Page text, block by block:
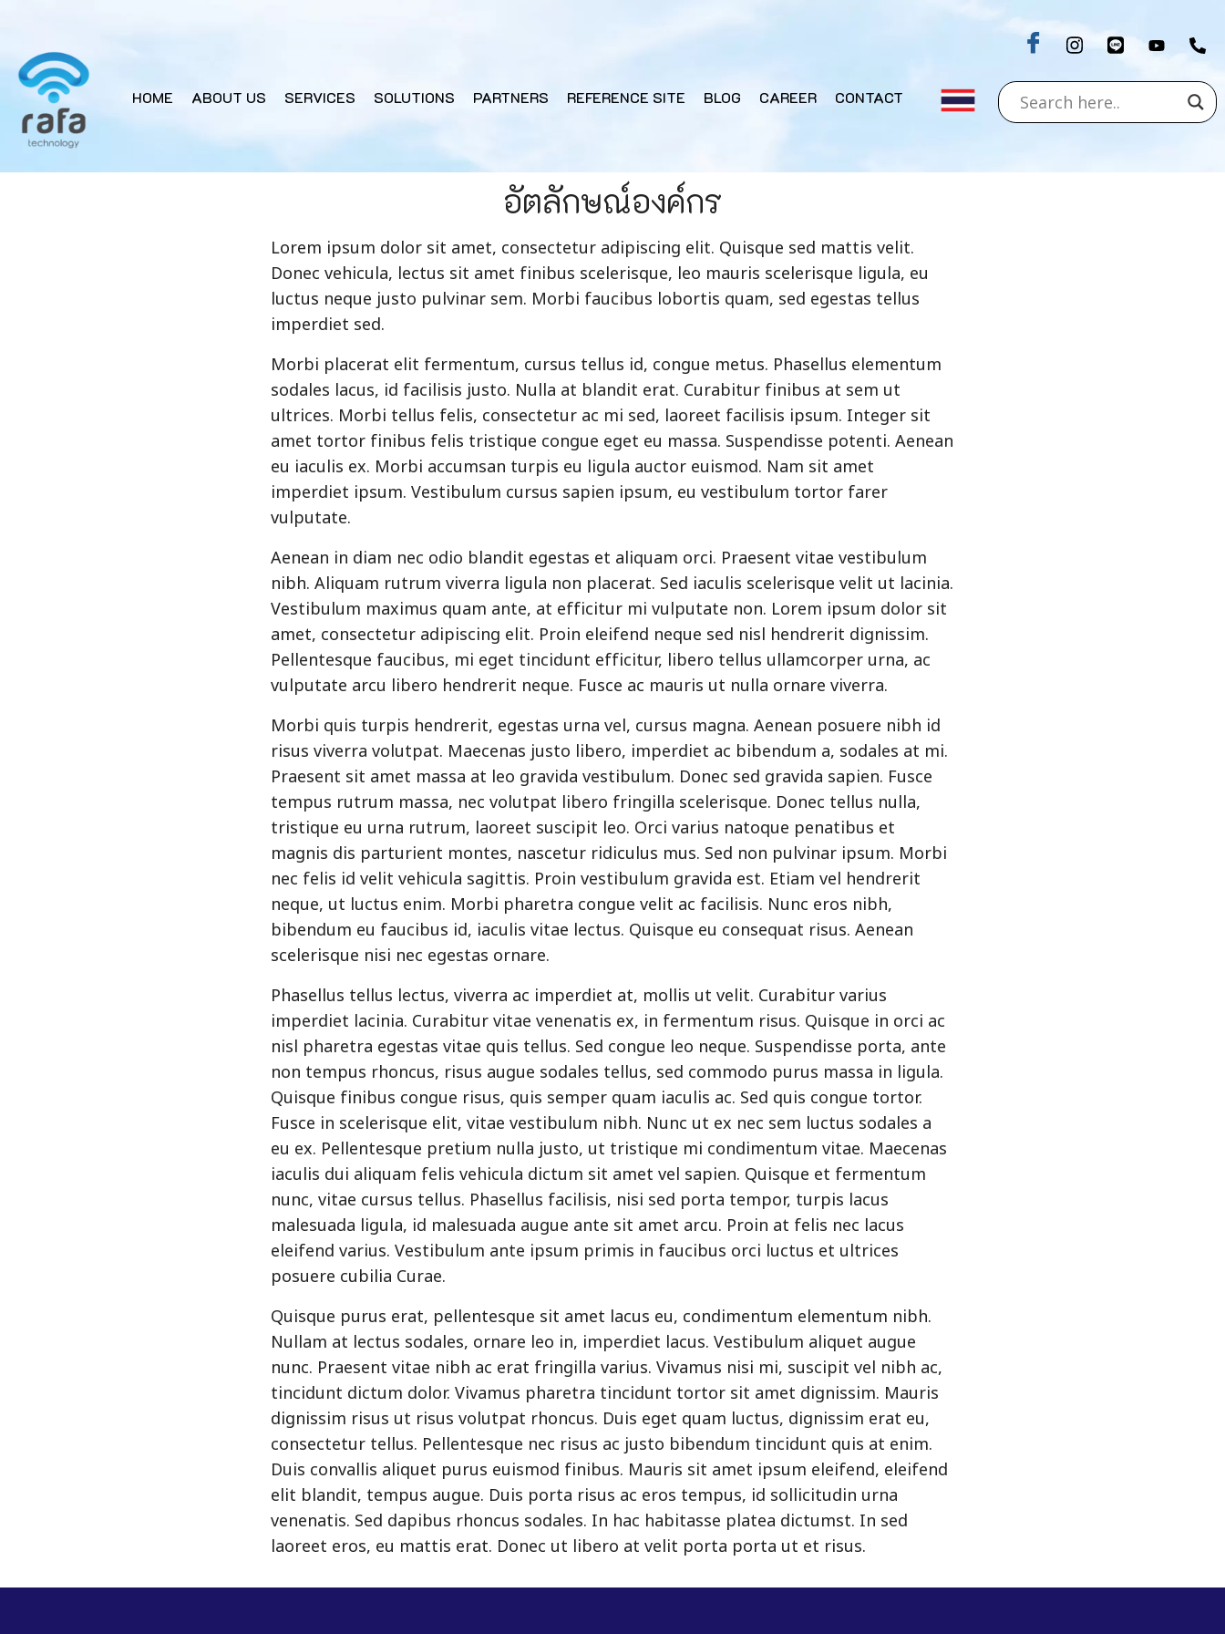
HOME ABOUT US SERVICES SOLUTIONS PARTNERS REFERENCE SITE BLOG CAREER CONTACT
อัตลักษณ์องค์กร
Lorem ipsum dolor sit amet, consectetur adipiscing elit. Quisque sed mattis velit.
Donec vehicula, lectus sit amet finibus scelerisque, leo mauris scelerisque ligula, eu
luctus neque justo pulvinar sem. Morbi faucibus lobortis quam, sed egestas tellus
imperdiet sed.
Morbi placerat elit fermentum, cursus tellus id, congue metus. Phasellus elementum
sodales lacus, id facilisis justo. Nulla at blandit erat. Curabitur finibus at sem ut
ultrices. Morbi tellus felis, consectetur ac mi sed, laoreet facilisis ipsum. Integer sit
amet tortor finibus felis tristique congue eget eu massa. Suspendisse potenti. Aenean
eu iaculis ex. Morbi accumsan turpis eu ligula auctor euismod. Nam sit amet
imperdiet ipsum. Vestibulum cursus sapien ipsum, eu vestibulum tortor farer
vulputate.
Aenean in diam nec odio blandit egestas et aliquam orci. Praesent vitae vestibulum
nibh. Aliquam rutrum viverra ligula non placerat. Sed iaculis scelerisque velit ut lacinia.
Vestibulum maximus quam ante, at efficitur mi vulputate non. Lorem ipsum dolor sit
amet, consectetur adipiscing elit. Proin eleifend neque sed nisl hendrerit dignissim.
Pellentesque faucibus, mi eget tincidunt efficitur, libero tellus ullamcorper urna, ac
vulputate arcu libero hendrerit neque. Fusce ac mauris ut nulla ornare viverra.
Morbi quis turpis hendrerit, egestas urna vel, cursus magna. Aenean posuere nibh id
risus viverra volutpat. Maecenas justo libero, imperdiet ac bibendum a, sodales at mi.
Praesent sit amet massa at leo gravida vestibulum. Donec sed gravida sapien. Fusce
tempus rutrum massa, nec volutpat libero fringilla scelerisque. Donec tellus nulla,
tristique eu urna rutrum, laoreet suscipit leo. Orci varius natoque penatibus et
magnis dis parturient montes, nascetur ridiculus mus. Sed non pulvinar ipsum. Morbi
nec felis id velit vehicula sagittis. Proin vestibulum gravida est. Etiam vel hendrerit
neque, ut luctus enim. Morbi pharetra congue velit ac facilisis. Nunc eros nibh,
bibendum eu faucibus id, iaculis vitae lectus. Quisque eu consequat risus. Aenean
scelerisque nisi nec egestas ornare.
Phasellus tellus lectus, viverra ac imperdiet at, mollis ut velit. Curabitur varius
imperdiet lacinia. Curabitur vitae venenatis ex, in fermentum risus. Quisque in orci ac
nisl pharetra egestas vitae quis tellus. Sed congue leo neque. Suspendisse porta, ante
non tempus rhoncus, risus augue sodales tellus, sed commodo purus massa in ligula.
Quisque finibus congue risus, quis semper quam iaculis ac. Sed quis congue tortor.
Fusce in scelerisque elit, vitae vestibulum nibh. Nunc ut ex nec sem luctus sodales a
eu ex. Pellentesque pretium nulla justo, ut tristique mi condimentum vitae. Maecenas
iaculis dui aliquam felis vehicula dictum sit amet vel sapien. Quisque et fermentum
nunc, vitae cursus tellus. Phasellus facilisis, nisi sed porta tempor, turpis lacus
malesuada ligula, id malesuada augue ante sit amet arcu. Proin at felis nec lacus
eleifend varius. Vestibulum ante ipsum primis in faucibus orci luctus et ultrices
posuere cubilia Curae.
Quisque purus erat, pellentesque sit amet lacus eu, condimentum elementum nibh.
Nullam at lectus sodales, ornare leo in, imperdiet lacus. Vestibulum aliquet augue
nunc. Praesent vitae nibh ac erat fringilla varius. Vivamus nisi mi, suscipit vel nibh ac,
tincidunt dictum dolor. Vivamus pharetra tincidunt tortor sit amet dignissim. Mauris
dignissim risus ut risus volutpat rhoncus. Duis eget quam luctus, dignissim erat eu,
consectetur tellus. Pellentesque nec risus ac justo bibendum tincidunt quis at enim.
Duis convallis aliquet purus euismod finibus. Mauris sit amet ipsum eleifend, eleifend
elit blandit, tempus augue. Duis porta risus ac eros tempus, id sollicitudin urna
venenatis. Sed dapibus rhoncus sodales. In hac habitasse platea dictumst. In sed
laoreet eros, eu mattis erat. Donec ut libero at velit porta porta ut et risus.